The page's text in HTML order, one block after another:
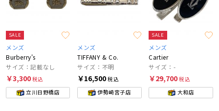
SALE
メンズ
Burberry's
サイズ：記載なし
￥3,300税込
立川日野橋店
メンズ
TIFFANY & Co.
サイズ：不明
￥16,500税込
伊勢崎宮子店
SALE
メンズ
Cartier
サイズ：-
￥29,700税込
大和店